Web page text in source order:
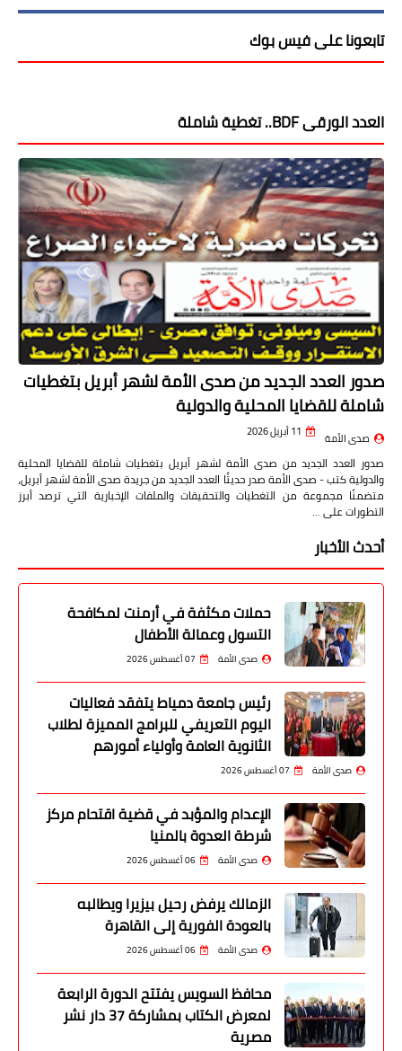
تابعونا على فيس بوك
العدد الورقى BDF.. تغطية شاملة
صدور العدد الجديد من صدى الأمة لشهر أبريل بتغطيات
شاملة للقضايا المحلية والدولية
صدى الأمة 11 أبريل 2026
صدور العدد الجديد من صدى الأمة لشهر أبريل بتغطيات شاملة للقضايا المحلية
والدولية كتب - صدى الأمة صدر حديثًا العدد الجديد من جريدة صدى الأمة لشهر أبريل،
متضمنًا مجموعة من التغطيات والتحقيقات والملفات الإخبارية التي ترصد أبرز
التطورات على …
أحدث الأخبار
حملات مكثفة في أرمنت لمكافحة
التسول وعمالة الأطفال
صدى الأمة 07 أغسطس 2026
رئيس جامعة دمياط يتفقد فعاليات
اليوم التعريفي للبرامج المميزة لطلاب
الثانوية العامة وأولياء أمورهم
صدى الأمة 07 أغسطس 2026
الإعدام والمؤبد في قضية اقتحام مركز
شرطة العدوة بالمنيا
صدى الأمة 06 أغسطس 2026
الزمالك يرفض رحيل بيزيرا ويطالبه
بالعودة الفورية إلى القاهرة
صدى الأمة 06 أغسطس 2026
محافظ السويس يفتتح الدورة الرابعة
لمعرض الكتاب بمشاركة 37 دار نشر
مصرية